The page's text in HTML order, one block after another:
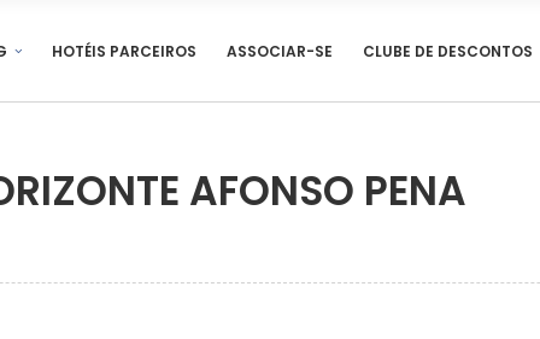
HOTÉIS PARCEIROS ASSOCIAR-SE CLUBE DE DESCONTOS
AFONSO PENA